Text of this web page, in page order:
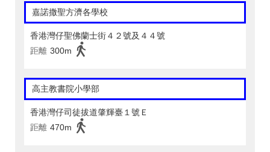
嘉諾撒聖方濟各學校
香港灣仔聖佛蘭士街４２號及４４號
距離 300m
高主教書院小學部
香港灣仔司徒拔道肇輝臺１號Ｅ
距離 470m